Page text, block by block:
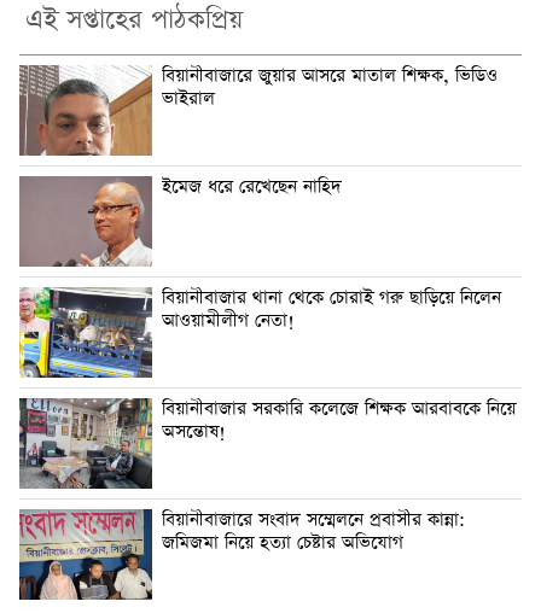
এই সপ্তাহের পাঠকপ্রিয়
বিয়ানীবাজারে জুয়ার আসরে মাতাল শিক্ষক, ভিডিও
ভাইরাল
ইমেজ ধরে রেখেছেন নাহিদ
বিয়ানীবাজার থানা থেকে চোরাই গরু ছাড়িয়ে নিলেন
আওয়ামীলীগ নেতা!
বিয়ানীবাজার সরকারি কলেজে শিক্ষক আরবাবকে নিয়ে
অসন্তোষ!
বিয়ানীবাজারে সংবাদ সম্মেলনে প্রবাসীর কান্না:
জমিজমা নিয়ে হত্যা চেষ্টার অভিযোগ